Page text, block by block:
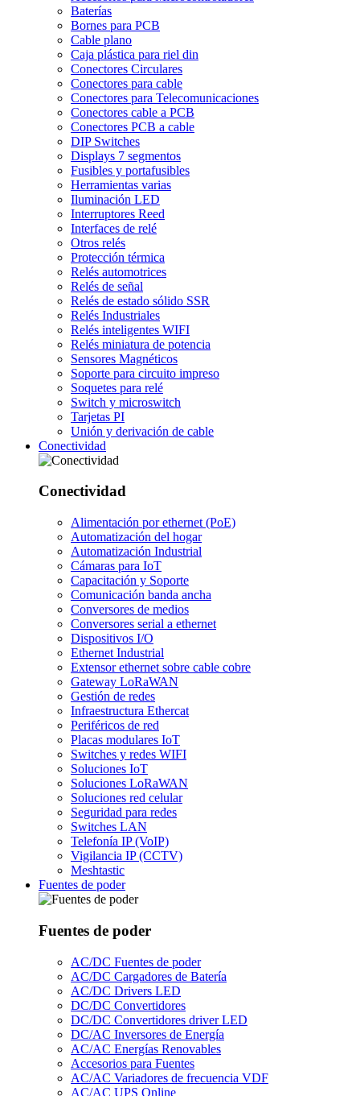
Baterías
Bornes para PCB
Cable plano
Caja plástica para riel din
Conectores Circulares
Conectores para cable
Conectores para Telecomunicaciones
Conectores cable a PCB
Conectores PCB a cable
DIP Switches
Displays 7 segmentos
Fusibles y portafusibles
Herramientas varias
Iluminación LED
Interruptores Reed
Interfaces de relé
Otros relés
Protección térmica
Relés automotrices
Relés de señal
Relés de estado sólido SSR
Relés Industriales
Relés inteligentes WIFI
Relés miniatura de potencia
Sensores Magnéticos
Soporte para circuito impreso
Soquetes para relé
Switch y microswitch
Tarjetas PI
Unión y derivación de cable
Conectividad
Conectividad
Alimentación por ethernet (PoE)
Automatización del hogar
Automatización Industrial
Cámaras para IoT
Capacitación y Soporte
Comunicación banda ancha
Conversores de medios
Conversores serial a ethernet
Dispositivos I/O
Ethernet Industrial
Extensor ethernet sobre cable cobre
Gateway LoRaWAN
Gestión de redes
Infraestructura Ethercat
Periféricos de red
Placas modulares IoT
Switches y redes WIFI
Soluciones IoT
Soluciones LoRaWAN
Soluciones red celular
Seguridad para redes
Switches LAN
Telefonía IP (VoIP)
Vigilancia IP (CCTV)
Meshtastic
Fuentes de poder
Fuentes de poder
AC/DC Fuentes de poder
AC/DC Cargadores de Batería
AC/DC Drivers LED
DC/DC Convertidores
DC/DC Convertidores driver LED
DC/AC Inversores de Energía
AC/AC Energías Renovables
Accesorios para Fuentes
AC/AC Variadores de frecuencia VDF
AC/AC UPS Online